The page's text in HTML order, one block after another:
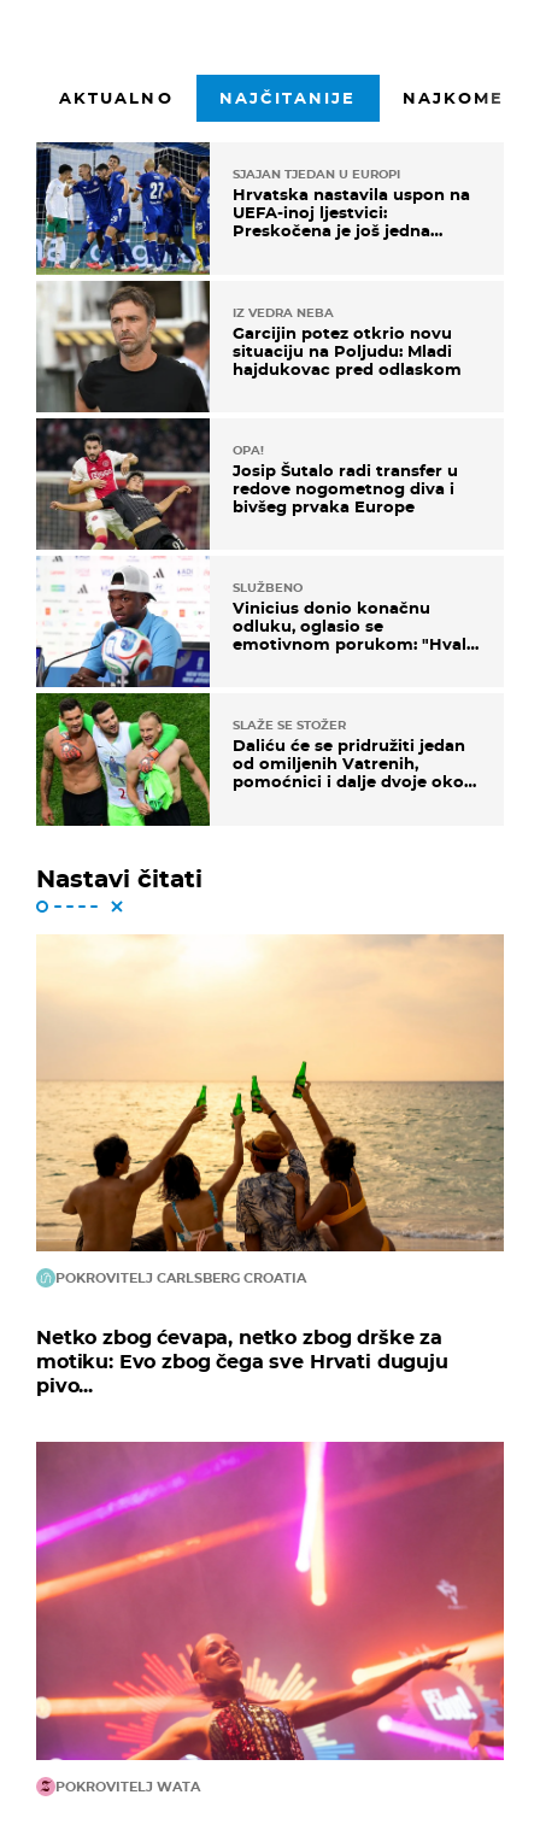
AKTUALNO NAJČITANIJE
SJAJAN TJEDAN U EUROPI
Hrvatska nastavila uspon na
UEFA-inoj ljestvici:
Preskočena je još jedna
IZ VEDRA NEBA
Garcijin potez otkrio novu
situaciju na Poljudu: Mladi
hajdukovac pred odlaskom
OPA!
Josip Šutalo radi transfer u
redove nogometnog diva i
bivšeg prvaka Europe
SLUŽBENO
Vinicius donio konačnu
odluku, oglasio se
emotivnom porukom: "Hvala
SLAŽE SE STOŽER
Daliću će se pridružiti jedan
od omiljenih Vatrenih,
pomoćnici i dalje dvoje oko
Nastavi čitati
POKROVITELJ CARLSBERG CROATIA
Netko zbog ćevapa, netko zbog drške za
motiku: Evo zbog čega sve Hrvati duguju
pivo...
POKROVITELJ WATA